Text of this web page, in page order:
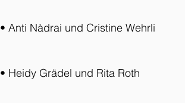
• Anti Nàdrai und Cristine Wehrli
• Heidy Grädel und Rita Roth